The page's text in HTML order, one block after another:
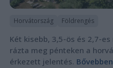
Horvátország Földrengés
Két kisebb, 3,5-ös és 2,7-
rázta meg pénteken a
érkezett jelentés.